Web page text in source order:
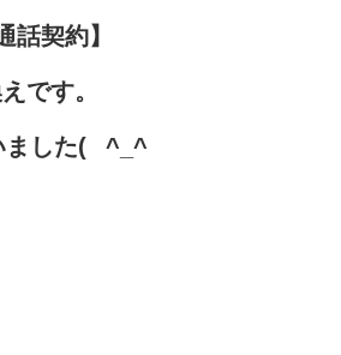
契約】
です。
ました( ^_^